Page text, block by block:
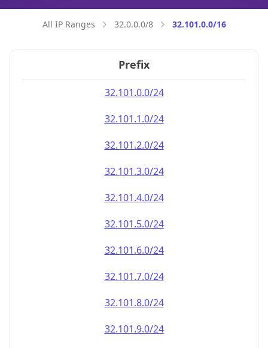
All IP Ranges 32.0.0.0/8 32.101.0.0/16
Prefix
32.101.0.0/24
32.101.1.0/24
32.101.2.0/24
32.101.3.0/24
32.101.4.0/24
32.101.5.0/24
32.101.6.0/24
32.101.7.0/24
32.101.8.0/24
32.101.9.0/24